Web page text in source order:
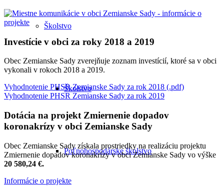
Školstvo
Školstvo
Poľnohospodárske školstvo
Investície v obci za roky 2018 a 2019
Obec Zemianske Sady zverejňuje zoznam investícií, ktoré sa v obci
vykonali v rokoch 2018 a 2019.
Vyhodnotenie PHSR Zemianske Sady za rok 2018 (.pdf)
Vyhodnotenie PHSR Zemianske Sady za rok 2019
Dotácia na projekt Zmiernenie dopadov
koronakrízy v obci Zemianske Sady
Obec Zemianske Sady získala prostriedky na realizáciu projektu
Zmiernenie dopadov koronakrízy v obci Zemianske Sady vo výške
20 580,24 €.
Informácie o projekte